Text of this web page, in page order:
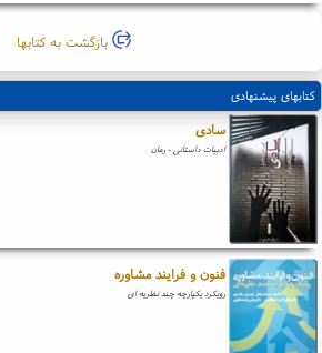
بازگشت به کتابها
کتابهای پیشنهادی
سادی
ادبیات داستانی - رمان
فنون و فرایند مشاوره
رویکرد یکپارچه چند نظریه ای